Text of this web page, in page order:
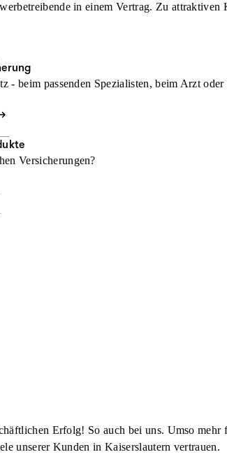
in einem Vertrag. Zu attraktiven
- beim passenden Spezialisten, beim Arzt
Versicherungen?
Erfolg! So auch bei uns. Umso mehr
unserer Kunden in Kaiserslautern vertrauen.